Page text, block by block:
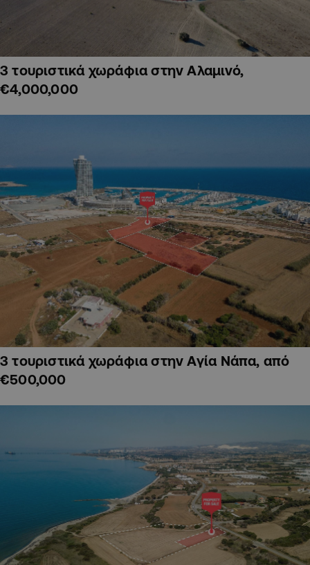
3 τουριστικά χωράφια στην Αλαμινό,
€4,000,000
3 τουριστικά χωράφια στην Αγία Νάπα, από
€500,000